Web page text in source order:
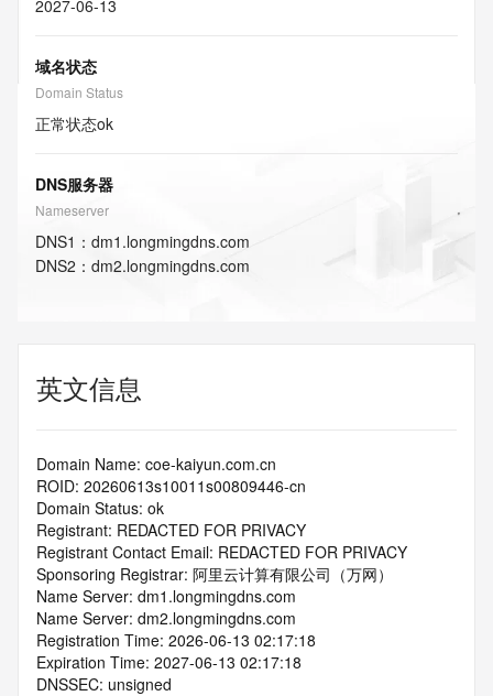
2027-06-13
域名状态
Domain Status
正常状态ok
DNS服务器
Nameserver
DNS1 ： dm1.longmingdns.com
DNS2 ： dm2.longmingdns.com
英文信息
Domain Name: coe-kaiyun.com.cn
ROID: 20260613s10011s00809446-cn
Domain Status: ok
Registrant: REDACTED FOR PRIVACY
Registrant Contact Email: REDACTED FOR PRIVACY
Sponsoring Registrar: 阿里云计算有限公司（万网）
Name Server: dm1.longmingdns.com
Name Server: dm2.longmingdns.com
Registration Time: 2026-06-13 02:17:18
Expiration Time: 2027-06-13 02:17:18
DNSSEC: unsigned